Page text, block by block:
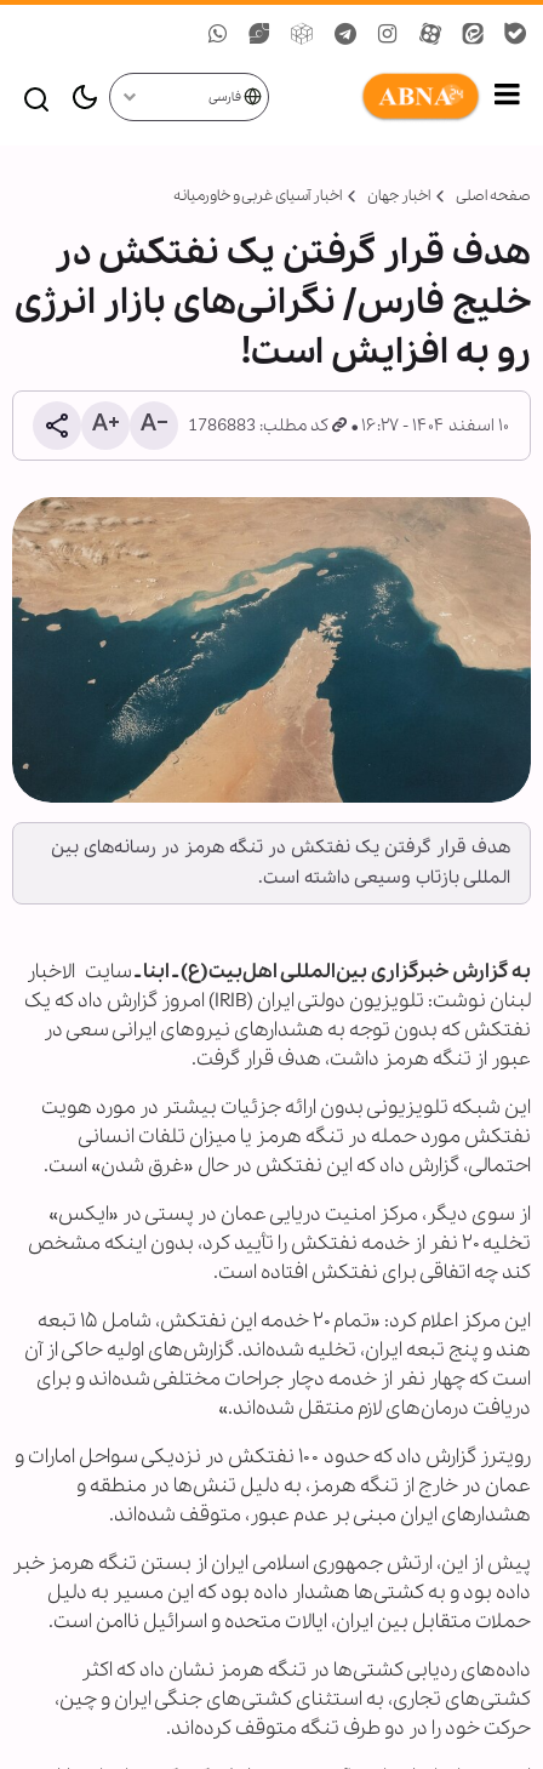
فارسی
صفحه اصلی اخبار جهان اخبار آسیای غربی و خاورمیانه
هدف قرار گرفتن یک نفتکش در
خلیج فارس/ نگرانی‌های بازار انرژی
رو به افزایش است!
۱۰ اسفند ۱۴۰۴ - ۱۶:۲۷ کد مطلب: 1786883
هدف قرار گرفتن یک نفتکش در تنگه هرمز در رسانه‌های بین
المللی بازتاب وسیعی داشته است.
به گزارش خبرگزاری بین‌المللی اهل‌بیت(ع) ـ ابنا ـسایت الاخبار
لبنان نوشت: تلویزیون دولتی ایران (IRIB) امروز گزارش داد که یک
نفتکش که بدون توجه به هشدارهای نیروهای ایرانی سعی در
عبور از تنگه هرمز داشت، هدف قرار گرفت.
این شبکه تلویزیونی بدون ارائه جزئیات بیشتر در مورد هویت
نفتکش مورد حمله در تنگه هرمز یا میزان تلفات انسانی
احتمالی، گزارش داد که این نفتکش در حال «غرق شدن» است.
از سوی دیگر، مرکز امنیت دریایی عمان در پستی در «ایکس»
تخلیه ۲۰ نفر از خدمه نفتکش را تأیید کرد، بدون اینکه مشخص
کند چه اتفاقی برای نفتکش افتاده است.
این مرکز اعلام کرد: «تمام ۲۰ خدمه این نفتکش، شامل ۱۵ تبعه
هند و پنج تبعه ایران، تخلیه شده‌اند. گزارش‌های اولیه حاکی از آن
است که چهار نفر از خدمه دچار جراحات مختلفی شده‌اند و برای
دریافت درمان‌های لازم منتقل شده‌اند.»
رویترز گزارش داد که حدود ۱۰۰ نفتکش در نزدیکی سواحل امارات و
عمان در خارج از تنگه هرمز، به دلیل تنش‌ها در منطقه و
هشدارهای ایران مبنی بر عدم عبور، متوقف شده‌اند.
پیش از این، ارتش جمهوری اسلامی ایران از بستن تنگه هرمز خبر
داده بود و به کشتی‌ها هشدار داده بود که این مسیر به دلیل
حملات متقابل بین ایران، ایالات متحده و اسرائیل ناامن است.
داده‌های ردیابی کشتی‌ها در تنگه هرمز نشان داد که اکثر
کشتی‌های تجاری، به استثنای کشتی‌های جنگی ایران و چین،
حرکت خود را در دو طرف تنگه متوقف کرده‌اند.